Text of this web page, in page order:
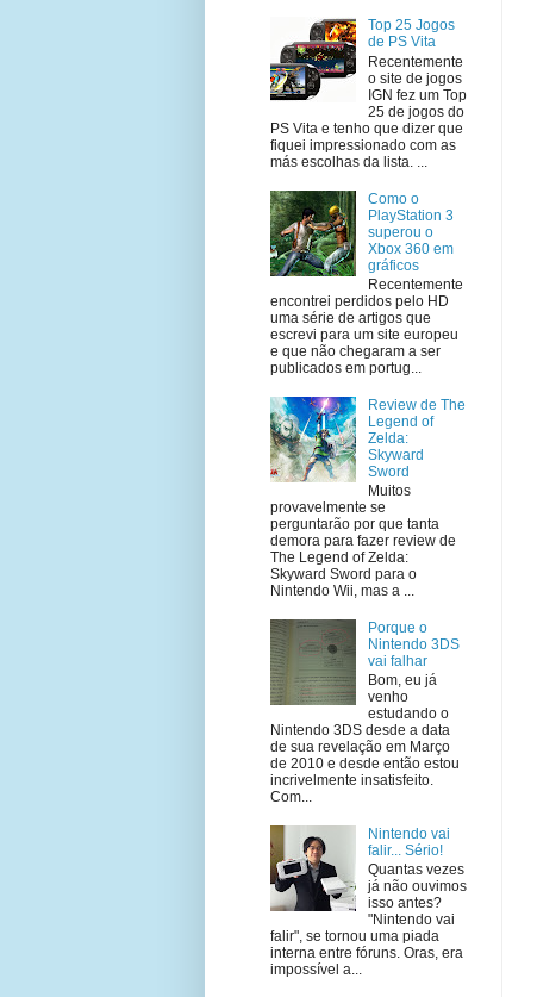
Top 25 Jogos
de PS Vita
Recentemente
o site de jogos
IGN fez um Top
25 de jogos do
PS Vita e tenho que dizer que
fiquei impressionado com as
más escolhas da lista. ...
Como o
PlayStation 3
superou o
Xbox 360 em
gráficos
Recentemente
encontrei perdidos pelo HD
uma série de artigos que
escrevi para um site europeu
e que não chegaram a ser
publicados em portug...
Review de The
Legend of
Zelda:
Skyward
Sword
Muitos
provavelmente se
perguntarão por que tanta
demora para fazer review de
The Legend of Zelda:
Skyward Sword para o
Nintendo Wii, mas a ...
Porque o
Nintendo 3DS
vai falhar
Bom, eu já
venho
estudando o
Nintendo 3DS desde a data
de sua revelação em Março
de 2010 e desde então estou
incrivelmente insatisfeito.
Com...
Nintendo vai
falir... Sério!
Quantas vezes
já não ouvimos
isso antes?
"Nintendo vai
falir", se tornou uma piada
interna entre fóruns. Oras, era
impossível a...